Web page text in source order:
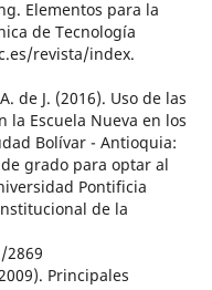
Elementos para la
de Tecnología
revista/index.
de J. (2016). Uso de las
la Escuela Nueva en los
Bolívar - Antioquia:
grado para optar al
Pontificia
de la
2869
Principales